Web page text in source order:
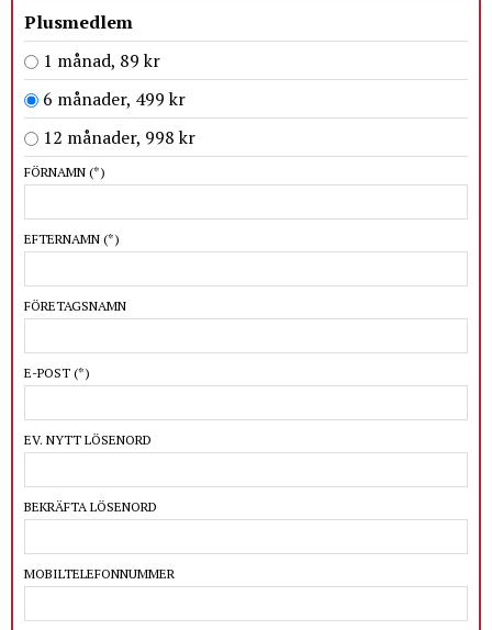
Plusmedlem
1 månad, 89 kr
6 månader, 499 kr
12 månader, 998 kr
FÖRNAMN (*)
EFTERNAMN (*)
FÖRETAGSNAMN
E-POST (*)
EV. NYTT LÖSENORD
BEKRÄFTA LÖSENORD
MOBILTELEFONNUMMER